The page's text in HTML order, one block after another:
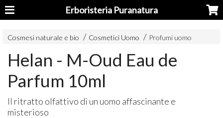
Erboristeria Puranatura
Cosmesi naturale e bio Cosmetici Uomo Profumi uomo
Helan - M-Oud Eau de
Parfum 10ml
Il ritratto olfattivo di un uomo affascinante e
misterioso